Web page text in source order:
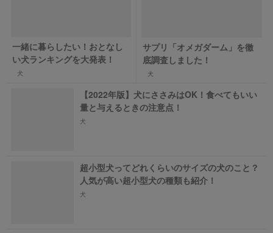
一緒に暮らしたい！おとなし
い犬ランキングを大発表！
犬
サプリ「オメガダーム」を徹
底調査しました！
犬
【2022年版】犬にささみはOK！食べてもいい
量と与えるときの注意点！
犬
超小型犬ってどれくらいのサイズの犬のこと？
人気が高い超小型犬の種類も紹介！
犬